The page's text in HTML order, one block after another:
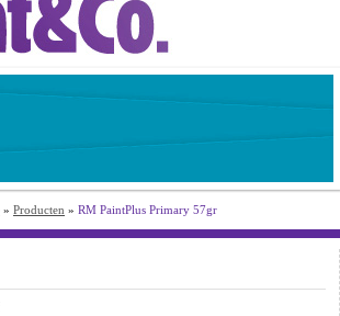
» Producten » RM PaintPlus Primary 57gr